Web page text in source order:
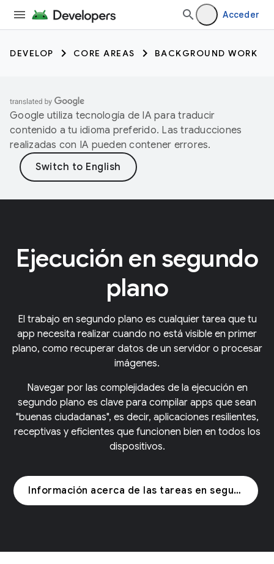
Acceder
DEVELOP CORE AREAS BACKGROUND WORK
Google utiliza tecnología de IA para traducir
contenido a tu idioma preferido. Las traducciones
realizadas con IA pueden contener errores.
Ejecución en segundo
plano
El trabajo en segundo plano es cualquier tarea que tu
app necesita realizar cuando no está visible en primer
plano, como recuperar datos de un servidor o procesar
imágenes.
Navegar por las complejidades de la ejecución en
segundo plano es clave para compilar apps que sean
"buenas ciudadanas", es decir, aplicaciones resilientes,
receptivas y eficientes que funcionen bien en todos los
dispositivos.
Información acerca de las tareas en segundo plano